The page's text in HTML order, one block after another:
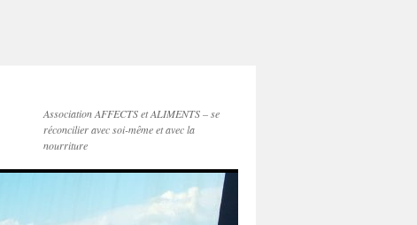
Association AFFECTS et ALIMENTS – se
réconcilier avec soi-même et avec la
nourriture